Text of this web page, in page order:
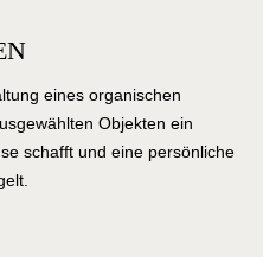
eines organischen
Objekten ein
schafft und eine persönliche